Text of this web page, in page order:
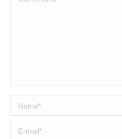
Nome *
E-mail *